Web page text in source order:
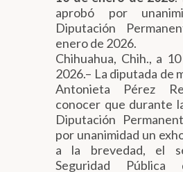
aprobó por
Diputación
enero de 2026.
Chihuahua, Chih., a
2026.– La diputada de
Antonieta Pérez
conocer que durante
Diputación
por unanimidad un
a la brevedad, el
Seguridad Pública